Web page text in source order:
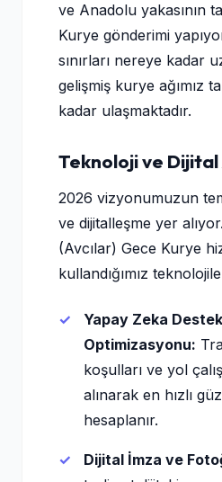
ve Anadolu yakasının
Kurye gönderimi
sınırları nereye kadar
gelişmiş kurye ağımız
kadar ulaşmaktadır.
Teknoloji ve Dijital
2026 vizyonumuzun
ve dijitalleşme yer
(Avcılar) Gece Kurye
kullandığımız
Yapay Zeka
Optimizasyonu:
koşulları ve yol
alınarak en hızlı
hesaplanır.
Dijital İmza ve